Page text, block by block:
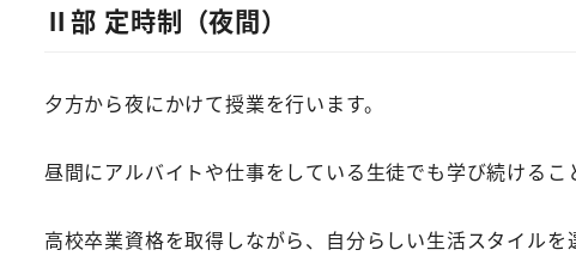
Ⅱ部 定時制（夜間）
夕方から夜にかけて授業を行います。
昼間にアルバイトや仕事をしている生徒でも学び続けるこ
高校卒業資格を取得しながら、自分らしい生活スタイルを